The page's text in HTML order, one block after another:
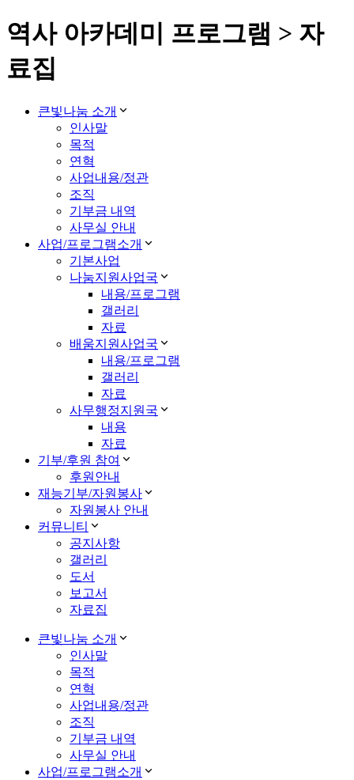
역사 아카데미 프로그램 > 자
료집
큰빛나눔 소개
인사말
목적
연혁
사업내용/정관
조직
기부금 내역
사무실 안내
사업/프로그램소개
기본사업
나눔지원사업국
내용/프로그램
갤러리
자료
배움지원사업국
내용/프로그램
갤러리
자료
사무행정지원국
내용
자료
기부/후원 참여
후원안내
재능기부/자원봉사
자원봉사 안내
커뮤니티
공지사항
갤러리
도서
보고서
자료집
큰빛나눔 소개
인사말
목적
연혁
사업내용/정관
조직
기부금 내역
사무실 안내
사업/프로그램소개